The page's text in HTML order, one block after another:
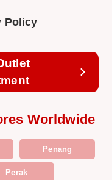
Policy
Worldwide
Penang
Perak